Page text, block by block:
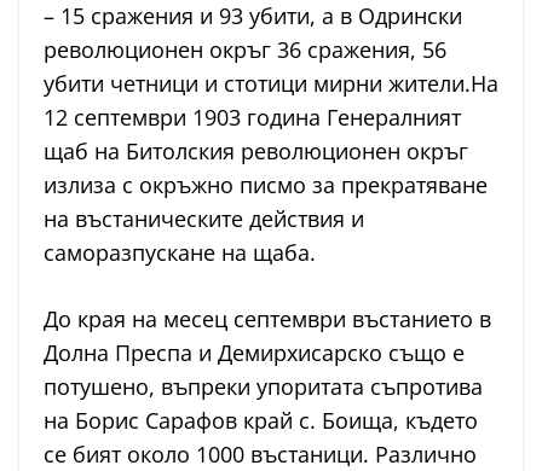
– 15 сражения и 93 убити, а в Одрински
революционен окръг 36 сражения, 56
убити четници и стотици мирни жители.На
12 септември 1903 година Генералният
щаб на Битолския революционен окръг
излиза с окръжно писмо за прекратяване
на въстаническите действия и
саморазпускане на щаба.
До края на месец септември въстанието в
Долна Преспа и Демирхисарско също е
потушено, въпреки упоритата съпротива
на Борис Сарафов край с. Боища, където
се бият около 1000 въстаници. Различно